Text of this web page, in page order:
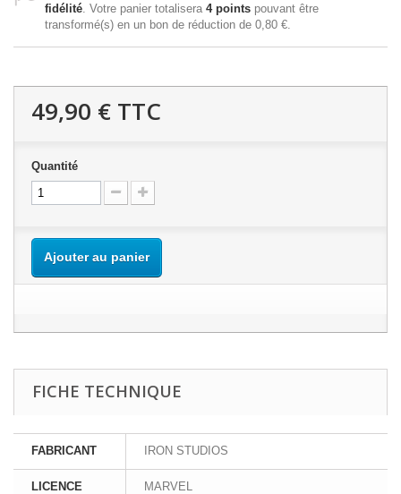
fidélité . Votre panier totalisera 4points pouvant être
transformé(s) en un bon de réduction de 0,80 €
49,90 € TTC
Quantité
Ajouter au panier
FICHE TECHNIQUE
FABRICANT IRON STUDIOS
LICENCE MARVEL